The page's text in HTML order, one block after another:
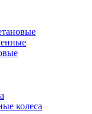
колеса